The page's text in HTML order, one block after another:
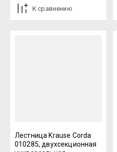
К сравнению
Лестница Krause Corda
010285, двухсекционная